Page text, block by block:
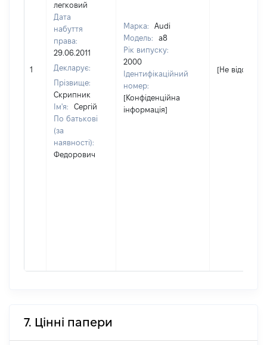
1
легковий
Дата
набуття
права:
29.06.2011
Декларує:
Прізвище:
Скрипник
Ім'я:
Сергій
По батькові
(за
наявності):
Федорович
Марка:
Audi
Модель:
a8
Рік випуску:
2000
Ідентифікаційний
номер:
[Конфіденційна
інформація]
[Не відомо]
7. Цінні папери